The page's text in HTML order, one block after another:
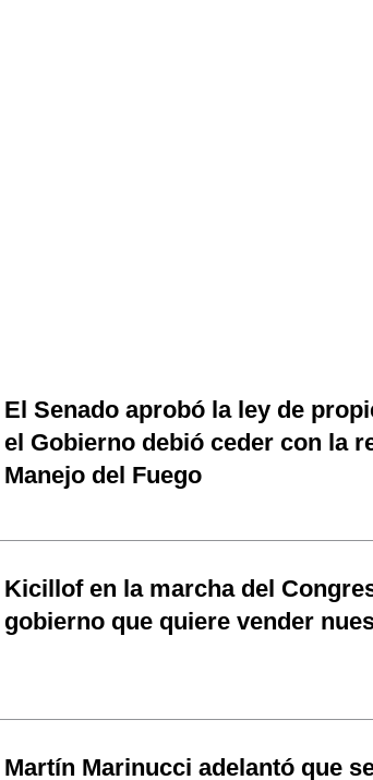
El Senado aprobó la ley de
el Gobierno debió ceder con la
Manejo del Fuego
Kicillof en la marcha del
gobierno que quiere vender
Martín Marinucci adelantó que